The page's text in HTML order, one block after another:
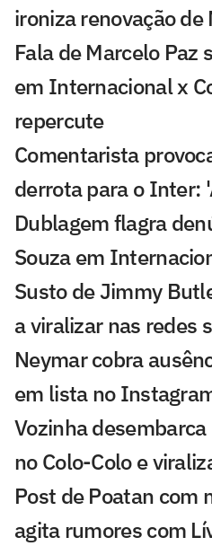
ironiza renovação
Fala de Marcelo Paz
em Internacional x
repercute
Comentarista
derrota para o Inter:
Dublagem flagra
Souza em
Susto de Jimmy
a viralizar nas redes
Neymar cobra
em lista no
Vozinha
no Colo-Colo e
Post de Poatan com
agita rumores com